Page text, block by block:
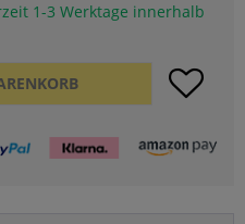
1-3 Werktage innerhalb